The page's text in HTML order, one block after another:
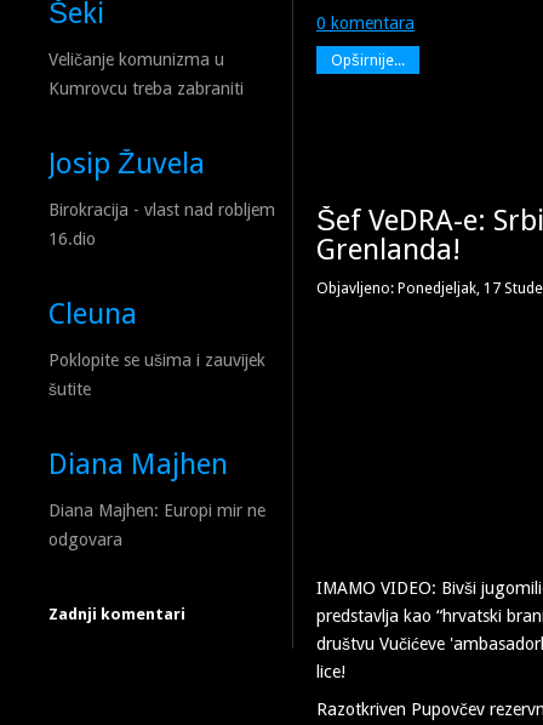
Šeki
Veličanje komunizma u
Kumrovcu treba zabraniti
Josip Žuvela
Birokracija - vlast nad robljem
16.dio
Cleuna
Poklopite se ušima i zauvijek
šutite
Diana Majhen
Diana Majhen: Europi mir ne
odgovara
Zadnji komentari
0 komentara
Opširnije...
Šef VeDRA-e:
Grenlanda!
Objavljeno: Ponedjeljak, 17
IMAMO VIDEO: Bivši
predstavlja kao “hrvatski
društvu Vučićeve
lice!
Razotkriven Pupovčev